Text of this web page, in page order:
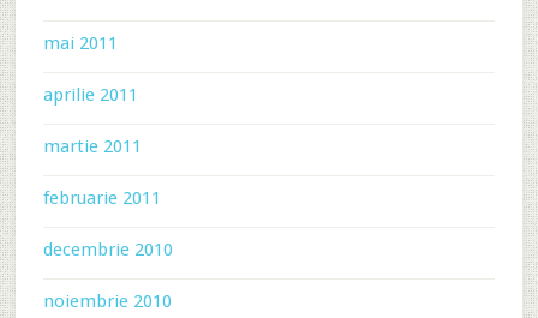
mai 2011
aprilie 2011
martie 2011
februarie 2011
decembrie 2010
noiembrie 2010